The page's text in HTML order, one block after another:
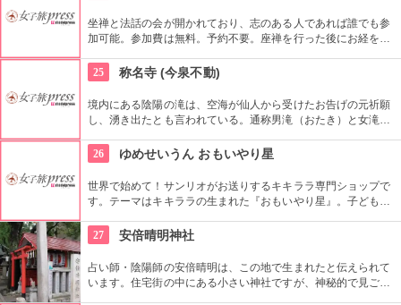
坐禅と法話の会が開かれており、志のある人であれば誰でも参
加可能。参加費は無料。予約不要。座禅を行った後にお経を唱
な体験をして日常を忘れるのも良い。
25 称名寺 (今泉不動)
境内にある陰陽の滝は、空海が仙人から受けたお告げの元祈願
し、湧き出たとも言われている。通称男滝（おたき）と女滝
26
ゆめせいうん おもいやり星
世界で始めて！サンリオがお送りするキキララ専門ショップで
す。テーマはキキララの生まれた『おもいやり星』。子どもか
27
安倍晴明神社
占い師・陰陽師の安倍晴明は、この地で生まれたと伝えられて
います。住宅街の中にある小さい神社ですが、神秘的で見ごた